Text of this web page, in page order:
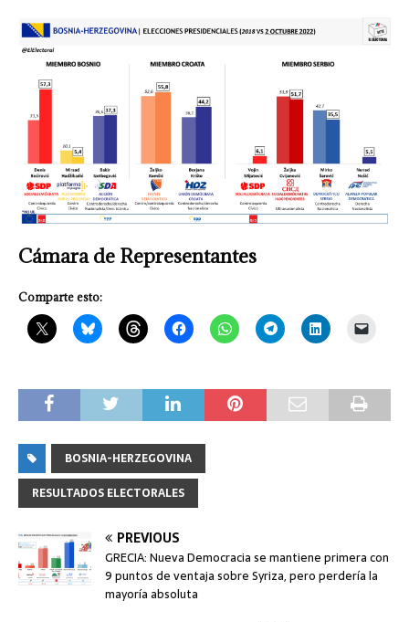
Cámara de Representantes
Comparte esto:
BOSNIA-HERZEGOVINA
RESULTADOS ELECTORALES
PREVIOUS
GRECIA: Nueva Democracia se mantiene primera con
9 puntos de ventaja sobre Syriza, pero perdería la
mayoría absoluta